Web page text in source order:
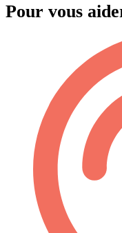
Pour vous